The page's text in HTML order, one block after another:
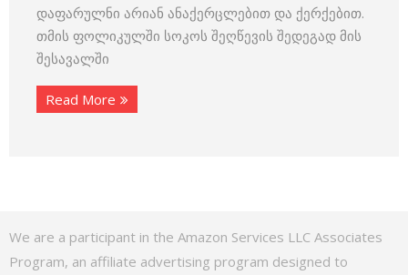
დაფარულნი არიან ანაქერცლებით და ქერქებით.
თმის ფოლიკულში სოკოს შეღწევის შედეგად მის
შესავალში
Read More
We are a participant in the Amazon Services LLC Associates
Program, an affiliate advertising program designed to